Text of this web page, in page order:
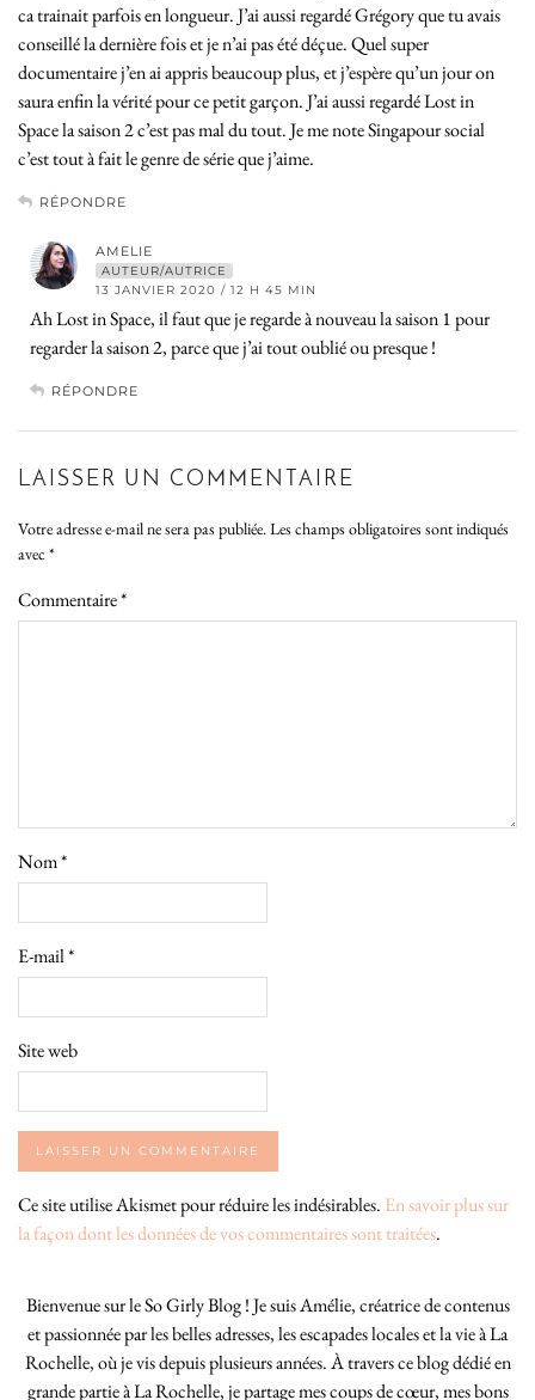
ca trainait parfois en longueur. J’ai aussi regardé Grégory que tu avais
conseillé la dernière fois et je n’ai pas été déçue. Quel super
documentaire j’en ai appris beaucoup plus, et j’espère qu’un jour on
saura enfin la vérité pour ce petit garçon. J’ai aussi regardé Lost in
Space la saison 2 c’est pas mal du tout. Je me note Singapour social
c’est tout à fait le genre de série que j’aime.
RÉPONDRE
AMELIE
AUTEUR/AUTRICE
13 JANVIER 2020 / 12 H 45 MIN
Ah Lost in Space, il faut que je regarde à nouveau la saison 1 pour
regarder la saison 2, parce que j’ai tout oublié ou presque !
RÉPONDRE
LAISSER UN COMMENTAIRE
Votre adresse e-mail ne sera pas publiée. Les champs obligatoires sont indiqués
avec *
Commentaire*
Nom*
E-mail*
Site web
Ce site utilise Akismet pour réduire les indésirables. En savoir plus sur
la façon dont les données de vos commentaires sont traitées.
Bienvenue sur le So Girly Blog ! Je suis Amélie, créatrice de contenus
et passionnée par les belles adresses, les escapades locales et la vie à La
Rochelle, où je vis depuis plusieurs années. À travers ce blog dédié en
grande partie à La Rochelle, je partage mes coups de cœur, mes bons